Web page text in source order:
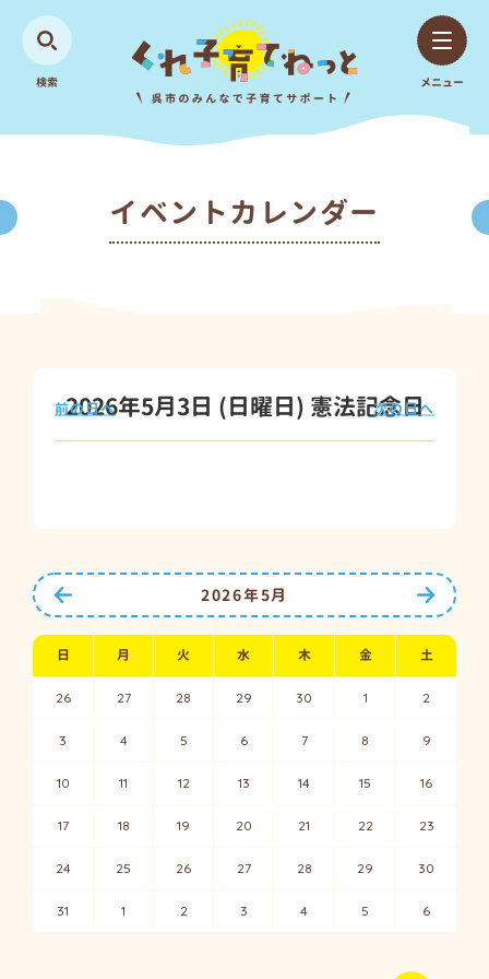
検索 メニュー
イベントカレンダー
2026年5月3日 (日曜日) 憲法記念日
前の日へ 次の日へ
次の月
2026年5月
日 月 火 水 木 金 土
26 27 28 29 30 1 2
3 4 5 6 7 8 9
10 11 12 13 14 15 16
17 18 19 20 21 22 23
24 25 26 27 28 29 30
31 1 2 3 4 5 6